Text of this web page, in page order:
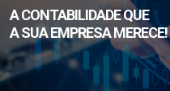
A CONTABILIDADE QUE
A SUA EMPRESA MERECE!